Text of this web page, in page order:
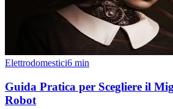
Elettrodomestici6 min
Guida Pratica per Scegliere il
Robot